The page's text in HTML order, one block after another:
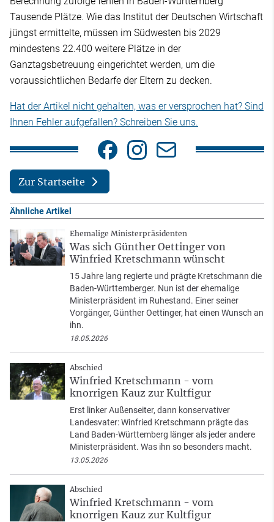
Tausende Plätze. Wie das Institut der Deutschen Wirtschaft
jüngst ermittelte, müssen im Südwesten bis 2029
mindestens 22.400 weitere Plätze in der
Ganztagsbetreuung eingerichtet werden, um die
voraussichtlichen Bedarfe der Eltern zu decken.
Hat der Artikel nicht gehalten, was er versprochen hat? Sind
Ihnen Fehler aufgefallen? Schreiben Sie uns.
Zur Startseite
Ähnliche Artikel
Ehemalige Ministerpräsidenten
Was sich Günther Oettinger von
Winfried Kretschmann wünscht
15 Jahre lang regierte und prägte Kretschmann die
Baden-Württemberger. Nun ist der ehemalige
Ministerpräsident im Ruhestand. Einer seiner
Vorgänger, Günther Oettinger, hat einen Wunsch an
ihn.
18.05.2026
Abschied
Winfried Kretschmann - vom
knorrigen Kauz zur Kultfigur
Erst linker Außenseiter, dann konservativer
Landesvater: Winfried Kretschmann prägte das
Land Baden-Württemberg länger als jeder andere
Ministerpräsident. Was ihn so besonders macht.
13.05.2026
Abschied
Winfried Kretschmann - vom
knorrigen Kauz zur Kultfigur